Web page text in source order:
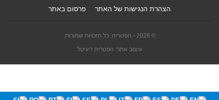
הצהרת הנגישות של האתר
פרסום באתר
© 2026 - הפטריה. כל הזכויות שמורות.
עיצוב אתר: הפטריה דיגיטל